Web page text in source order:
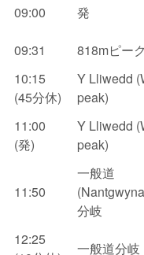
09:00 発
09:31 818mピーク
10:15
(45分休)
Y Lliwedd
peak)
11:00
(発)
Y Lliwedd
peak)
11:50
一般道
分岐
12:25
一般道分岐